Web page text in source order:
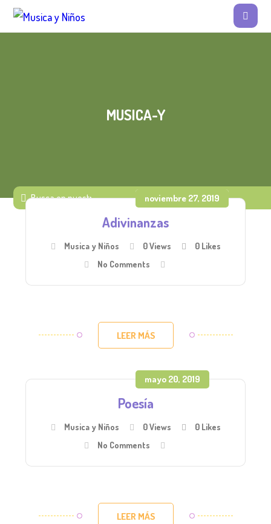
MUSICA-Y
noviembre 27, 2019
Adivinanzas
Musica y Niños 0 Views 0Likes
No Comments
LEER MÁS
mayo 20, 2019
Poesía
Musica y Niños 0 Views 0Likes
No Comments
LEER MÁS